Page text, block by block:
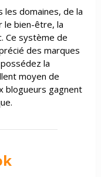
domaines, de la
le bien-être, la
Ce système de
des marques
la
moyen de
blogueurs gagnent